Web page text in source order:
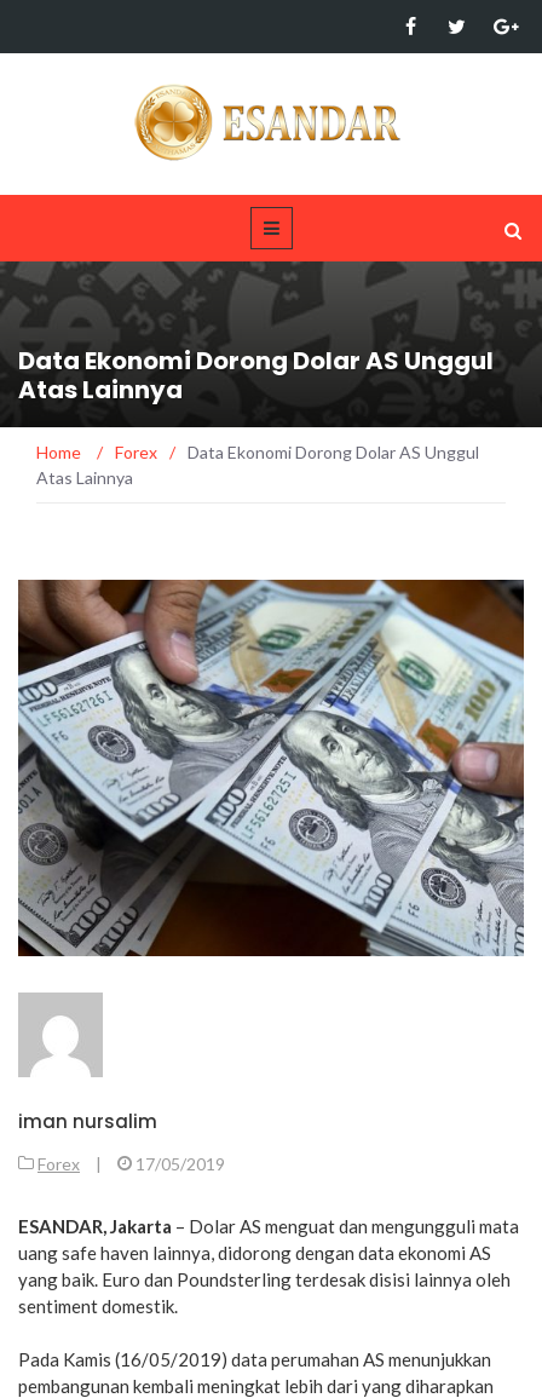
Data Ekonomi Dorong Dolar AS Unggul
Atas Lainnya
Home / Forex / Data Ekonomi Dorong Dolar AS Unggul
Atas Lainnya
iman nursalim
Forex | 17/05/2019
ESANDAR, Jakarta – Dolar AS menguat dan mengungguli mata
uang safe haven lainnya, didorong dengan data ekonomi AS
yang baik. Euro dan Poundsterling terdesak disisi lainnya oleh
sentiment domestik.
Pada Kamis (16/05/2019) data perumahan AS menunjukkan
pembangunan kembali meningkat lebih dari yang diharapkan